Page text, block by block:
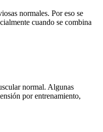
normales. Por eso se
cuando se combina
normal. Algunas
por entrenamiento,